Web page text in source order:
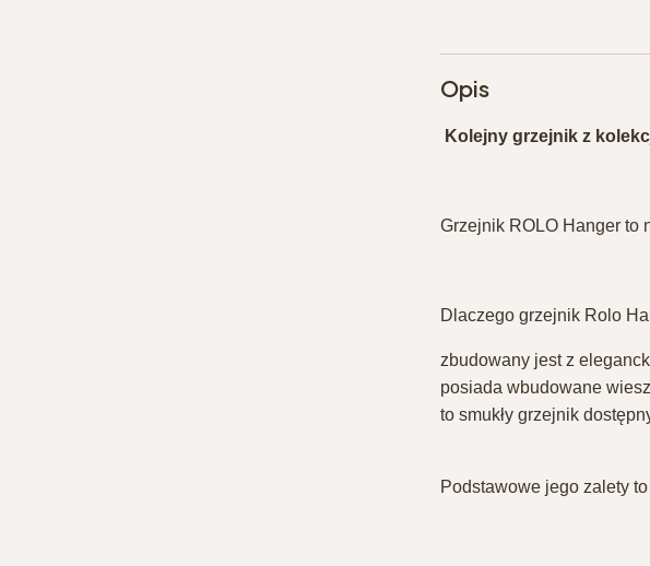
Opis
Kolejny grzejnik z
Grzejnik ROLO Hanger to
Dlaczego grzejnik Rolo
zbudowany jest z
posiada wbudowane
to smukły grzejnik
Podstawowe jego zalety to